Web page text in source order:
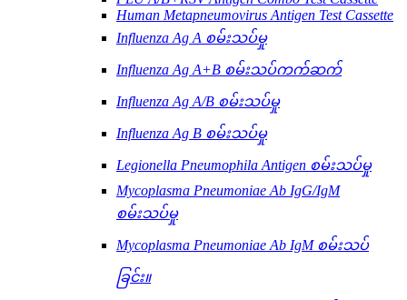
Human Metapneumovirus Antigen Test Cassette
Influenza Ag A စမ်းသပ်မှု
Influenza Ag A+B စမ်းသပ်ကက်ဆက်
Influenza Ag A/B စမ်းသပ်မှု
Influenza Ag B စမ်းသပ်မှု
Legionella Pneumophila Antigen စမ်းသပ်မှု
Mycoplasma Pneumoniae Ab IgG/IgM
စမ်းသပ်မှု
Mycoplasma Pneumoniae Ab IgM စမ်းသပ်
ခြင်း။